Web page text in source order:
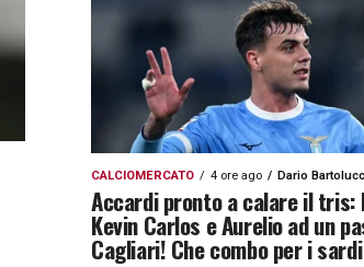
CALCIOMERCATO 4 ore ago Dario
Accardi pronto a calare il tris:
Kevin Carlos e Aurelio ad un
Cagliari! Che combo per i sardi